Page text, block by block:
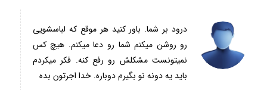
درود بر شما. باور کنید هر موقع که لباسشویی
رو روشن میکنم شما رو دعا میکنم. هیچ کس
نمیتونست مشکلش رو رفع کنه. فکر میکردم
باید یه دونه نو بگیرم دوباره. خدا اجرتون بده